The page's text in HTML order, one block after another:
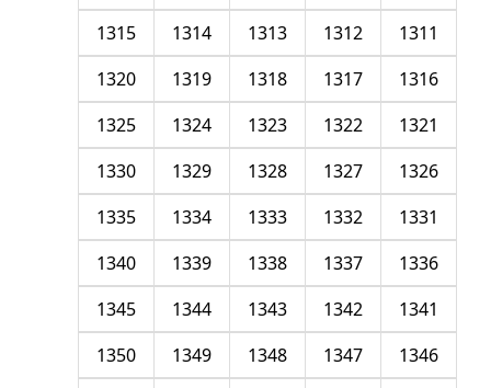
1311
1312
1313
1314
1315
1316
1317
1318
1319
1320
1321
1322
1323
1324
1325
1326
1327
1328
1329
1330
1331
1332
1333
1334
1335
1336
1337
1338
1339
1340
1341
1342
1343
1344
1345
1346
1347
1348
1349
1350